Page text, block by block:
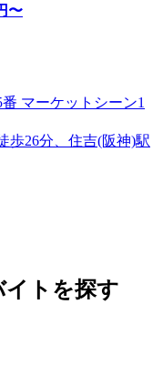
〜
マーケットシーン1
歩26分、住吉(阪神)駅
イトを探す